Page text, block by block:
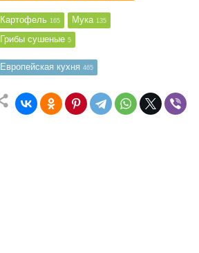
Картофель 165 Мука 135
Грибы сушеные 5
Европейская кухня 465